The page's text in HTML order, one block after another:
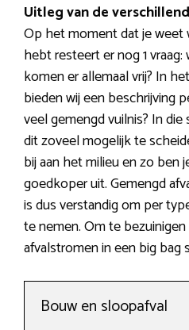
Uitleg van de
Op het moment dat je weet
hebt resteert er nog 1
komen er allemaal vrij? In
bieden wij een beschrijving
veel gemengd vuilnis? In
dit zoveel mogelijk te
bij aan het milieu en zo ben
goedkoper uit. Gemengd
is dus verstandig om per
te nemen. Om te
afvalstromen in een big bag
Bouw en sloopafval